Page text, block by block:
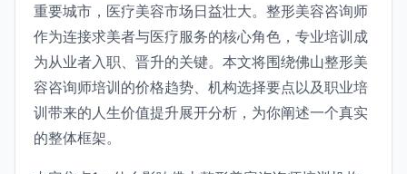
重要城市，医疗美容市场日益壮大。整形美容咨询师
作为连接求美者与医疗服务的核心角色，专业培训成
为从业者入职、晋升的关键。本文将围绕佛山整形美
容咨询师培训的价格趋势、机构选择要点以及职业培
训带来的人生价值提升展开分析，为你阐述一个真实
的整体框架。